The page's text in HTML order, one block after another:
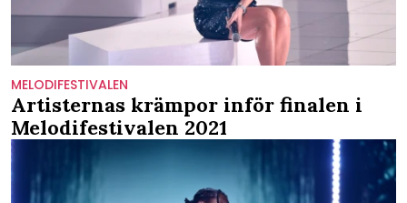
MELODIFESTIVALEN
Artisternas krämpor inför finalen i
Melodifestivalen 2021